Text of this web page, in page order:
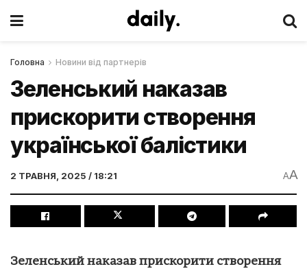
Головна Новини від партнерів
Зеленський наказав
прискорити створення
української балістики
2 ТРАВНЯ, 2025 / 18:21 AA
Зеленський наказав прискорити створення